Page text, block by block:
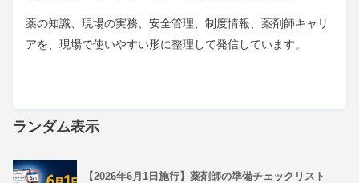
薬の知識、現場の実務、安全管理、制度情報、薬剤師キャリ
アを、現場で使いやすい形に整理して発信しています。
ランダム表示
【2026年6月1日施行】薬剤師の準備チェックリスト